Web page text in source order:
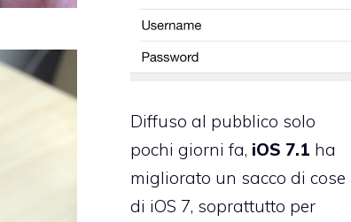
Diffuso al pubblico solo
pochi giorni fa, iOS 7.1 ha
migliorato un sacco di cose
di iOS 7, soprattutto per